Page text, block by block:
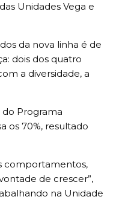
Unidades Vega e
da nova linha é de
dois dos quatro
a diversidade, a
Programa
os 70%, resultado
comportamentos,
de crescer”,
na Unidade